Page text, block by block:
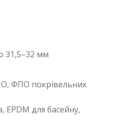
31,5–32 мм
ФПО покрівельних
для басейну,